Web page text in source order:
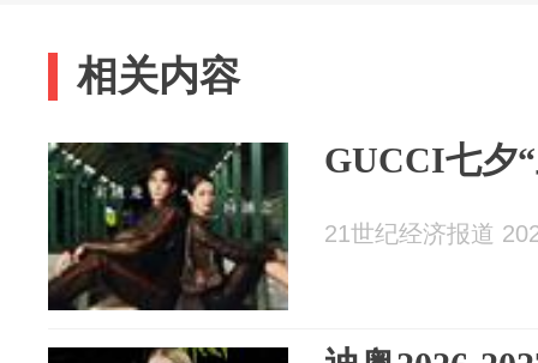
相关内容
GUCCI七夕
21世纪经济报道